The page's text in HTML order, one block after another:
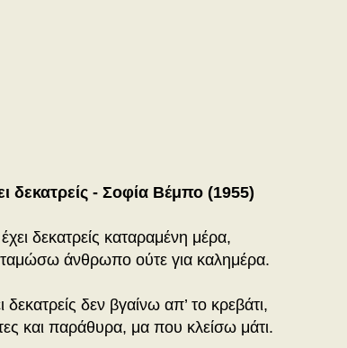
δεκατρείς - Σοφία Βέμπο (1955)
δεκατρείς καταραμένη μέρα,
άνθρωπο ούτε για καλημέρα.
δεν βγαίνω απ’ το κρεβάτι,
και παράθυρα, μα που κλείσω μάτι.